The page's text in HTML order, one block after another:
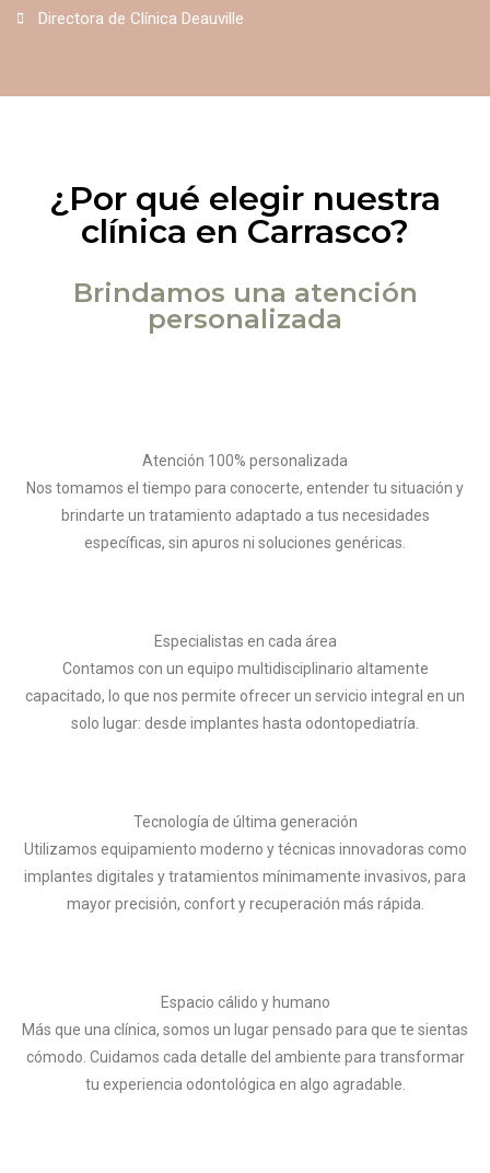
Directora de Clínica Deauville
¿Por qué elegir nuestra
clínica en Carrasco?
Brindamos una atención
personalizada
Atención 100% personalizada
Nos tomamos el tiempo para conocerte, entender tu situación y
brindarte un tratamiento adaptado a tus necesidades
específicas, sin apuros ni soluciones genéricas.
Especialistas en cada área
Contamos con un equipo multidisciplinario altamente
capacitado, lo que nos permite ofrecer un servicio integral en un
solo lugar: desde implantes hasta odontopediatría.
Tecnología de última generación
Utilizamos equipamiento moderno y técnicas innovadoras como
implantes digitales y tratamientos mínimamente invasivos, para
mayor precisión, confort y recuperación más rápida.
Espacio cálido y humano
Más que una clínica, somos un lugar pensado para que te sientas
cómodo. Cuidamos cada detalle del ambiente para transformar
tu experiencia odontológica en algo agradable.